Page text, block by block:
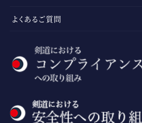
よくあるご質問